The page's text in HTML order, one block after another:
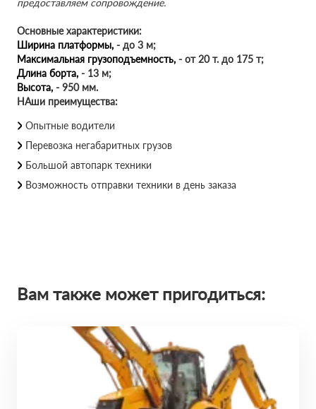
предоставляем сопровождение.
Основные характеристики:
Ширина платформы, - до 3 м;
Максимальная грузоподъемность, - от 20 т. до 175 т;
Длина борта, - 13 м;
Высота, - 950 мм.
НАши преимущества:
Опытные водители
Перевозка негабаритных грузов
Большой автопарк техники
Возможность отправки техники в день заказа
Вам также может пригодиться: